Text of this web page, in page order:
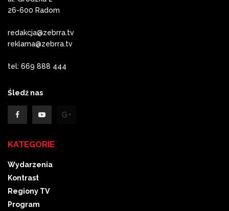
26-600 Radom
redakcja@zebrra.tv
reklama@zebrra.tv
tel: 669 888 444
Śledź nas
KATEGORIE
Wydarzenia
Kontrast
Regiony TV
Program